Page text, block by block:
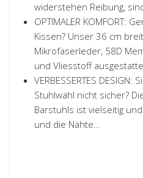
widerstehen Reibung,
OPTIMALER KOMFORT:
Kissen? Unser 36 cm
Mikrofaserleder, 58D
und Vliesstoff
VERBESSERTES
Stuhlwahl nicht sicher?
Barstuhls ist vielseitig
und die Nähte...